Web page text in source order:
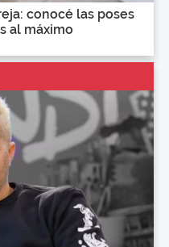
conocé las poses
al máximo